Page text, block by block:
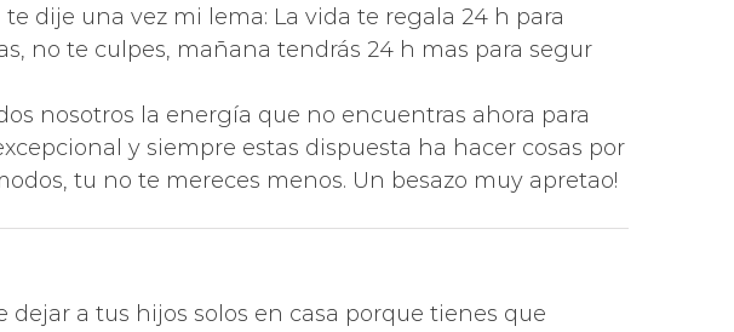
dije una vez mi lema: La vida te regala 24 h para
no te culpes, mañana tendrás 24 h mas para segur
nosotros la energía que no encuentras ahora para
y siempre estas dispuesta ha hacer cosas por
tu no te mereces menos. Un besazo muy apretao!
a tus hijos solos en casa porque tienes que